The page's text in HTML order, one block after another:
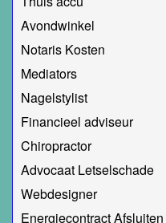
Avondwinkel
Notaris Kosten
Mediators
Nagelstylist
Financieel adviseur
Chiropractor
Advocaat Letselschade
Webdesigner
Energiecontract Afsluiten